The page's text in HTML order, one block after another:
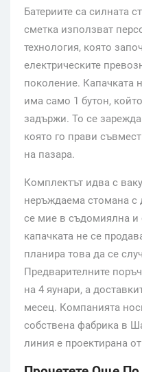
Батериите са силната
сметка използват
технология, която
електрическите
поколение. Капачката
има само 1 бутон,
задържи. То се
която го прави
на пазара.
Комплектът идва с
неръждаема стомана с
се мие в съдомиялна и
капачката не се
планира това да се
Предварителните
на 4 яунари, а
месец. Компанията
собствена фабрика в
линия е проектирана